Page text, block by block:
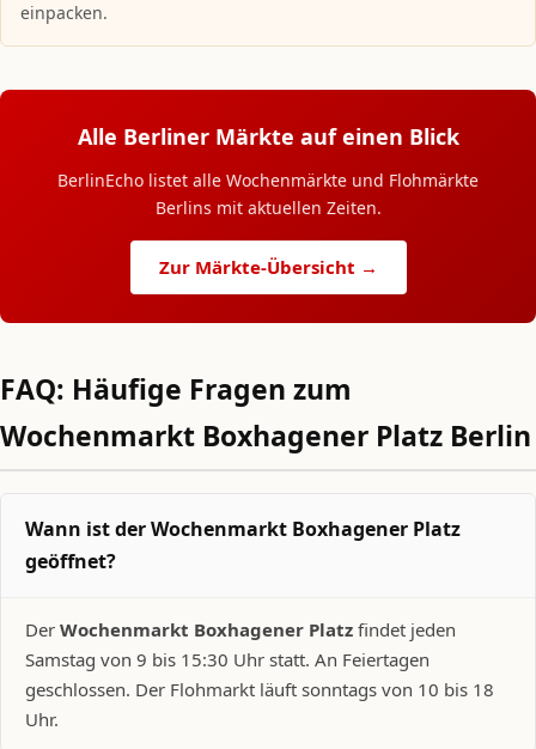
einpacken.
Alle Berliner Märkte auf einen Blick
BerlinEcho listet alle Wochenmärkte und Flohmärkte
Berlins mit aktuellen Zeiten.
Zur Märkte-Übersicht →
FAQ: Häufige Fragen zum
Wochenmarkt Boxhagener Platz Berlin
Wann ist der Wochenmarkt Boxhagener Platz
geöffnet?
Der Wochenmarkt Boxhagener Platz findet jeden
Samstag von 9 bis 15:30 Uhr statt. An Feiertagen
geschlossen. Der Flohmarkt läuft sonntags von 10 bis 18
Uhr.